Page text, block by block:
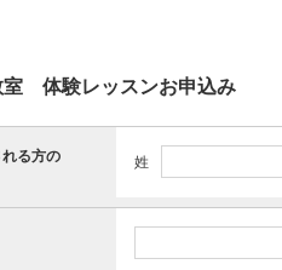
室 体験レッスンお申込み
る方の
姓